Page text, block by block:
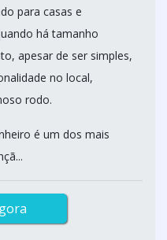
para casas e
há tamanho
apesar de ser simples,
no local,
rodo.
é um dos mais